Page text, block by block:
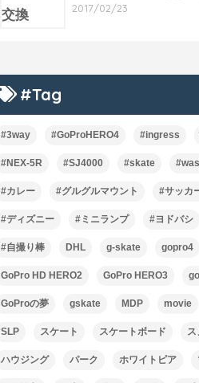
2017/02/23
#Tag
#3way #GoProHERO4 #ingress
#NEX-5R #SJ4000 #skate
#カレー #グルグルマウント #サッカ
#ディズニー #ミニランプ #ヨドバシ
#自撮り棒 DHL g-skate gopro4
GoPro HD HERO2 GoPro HERO3
GoProの夢 gskate MDP movie
SLP スケート スケートボード
ハウジング パーク ホワイトピア